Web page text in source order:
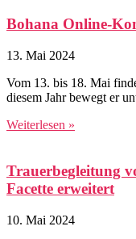
Bohana Online-
13. Mai 2024
Vom 13. bis 18. Mai
diesem Jahr bewegt er
Weiterlesen »
Trauerbegleitung
Facette erweitert
10. Mai 2024